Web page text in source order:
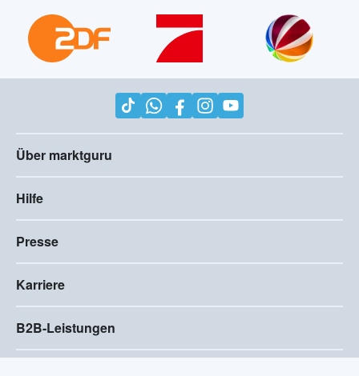
Über marktguru
Hilfe
Presse
Karriere
B2B-Leistungen